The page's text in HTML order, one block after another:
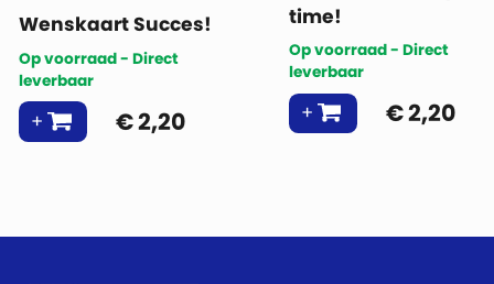
Wenskaart Succes!
Op voorraad - Direct
leverbaar
€2,20
time!
Op voorraad - Direct
leverbaar
€2,20